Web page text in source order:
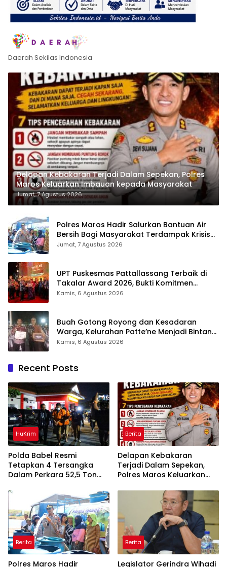
Daerah Sekilas Indonesia
Delapan Kebakaran Terjadi Dalam Sepekan, Polres
Maros Keluarkan Imbauan kepada Masyarakat
Jumat, 7 Agustus 2026
Polres Maros Hadir Salurkan Bantuan Air
Bersih Bagi Masyarakat Terdampak Krisis
Air Bersih Di Maros
Jumat, 7 Agustus 2026
UPT Puskesmas Pattallassang Terbaik di
Takalar Award 2026, Bukti Komitmen
Hadirkan Pelayanan Kesehatan Berkualitas
Kamis, 6 Agustus 2026
Buah Gotong Royong dan Kesadaran
Warga, Kelurahan Patte’ne Menjadi Bintang
Takalar Award 2026
Kamis, 6 Agustus 2026
Recent Posts
HuKrim
Polda Babel Resmi
Tetapkan 4 Tersangka
Dalam Perkara 52,5 Ton
Belitung
Berita
Delapan Kebakaran
Terjadi Dalam Sepekan,
Polres Maros Keluarkan
Masyarakat
Berita
Polres Maros Hadir
Berita
Legislator Gerindra Wihadi